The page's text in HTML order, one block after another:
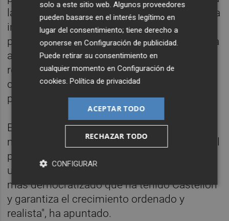
la pérdida de competitividad, capacidad de la
industria y a la generación de nuevos
puestos de trabajo", ha dicho. Al respecto, ha
añadido que el nuevo Plan General "no
resuelve nigún problema de los
castellonenses y, además, genera otros
problemas".
El concejal socialitaOmar Brainaha
manifestado que el nuevo Plan General es "el
punto de inflexión al desaguisado
urbanístico que regía en la ciudad". "Es el
más democratizado que ha tenido Castellón
y garantiza el crecimiento ordenado y
realista", ha apuntado.
solo a este sitio web. Algunos proveedores
pueden basarse en el interés legítimo en
lugar del consentimiento; tiene derecho a
oponerse enConfiguración de publicidad
Puede retirar su consentimiento en
cualquier momento enConfiguración de
cookies .Política de privacidad
ACEPTAR TODO
RECHAZAR TODO
CONFIGURAR